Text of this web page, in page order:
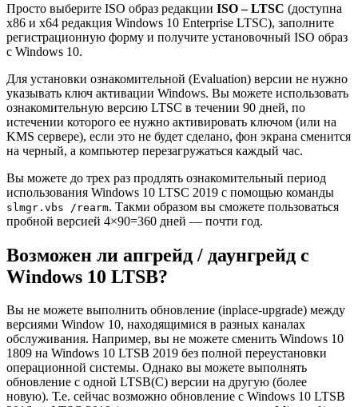
Просто выберите ISO образ редакции ISO – LTSC (доступна
x86 и x64 редакция Windows 10 Enterprise LTSC), заполните
регистрационную форму и получите установочный ISO образ
с Windows 10.
Для установки ознакомительной (Evaluation) версии не нужно
указывать ключ активации Windows. Вы можете использовать
ознакомительную версию LTSC в течении 90 дней, по
истечении которого ее нужно активировать ключом (или на
KMS сервере), если это не будет сделано, фон экрана сменится
на черный, а компьютер перезагружаться каждый час.
Вы можете до трех раз продлять ознакомительный период
использования Windows 10 LTSC 2019 с помощью команды
slmgr.vbs /rearm. Такми образом вы сможете пользоваться
пробной версией 4×90=360 дней — почти год.
Возможен ли апгрейд / даунгрейд с
Windows 10 LTSB?
Вы не можете выполнить обновление (inplace-upgrade) между
версиями Window 10, находящимися в разных каналах
обслуживания. Например, вы не можете сменить Windows 10
1809 на Windows 10 LTSB 2019 без полной переустановки
операционной системы. Однако вы можете выполнять
обновление с одной LTSB(С) версии на другую (более
новую). Т.е. сейчас возможно обновление с Windows 10 LTSB